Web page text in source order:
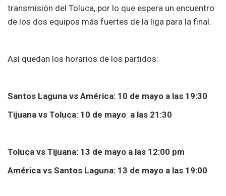
transmisión del Toluca, por lo que espera un encuentro
de los dos equipos más fuertes de la liga para la final.
Así quedan los horarios de los partidos:
Santos Laguna vs América: 10 de mayo a las 19:30
Tijuana vs Toluca: 10 de mayo a las 21:30
Toluca vs Tijuana: 13 de mayo a las 12:00 pm
América vs Santos Laguna: 13 de mayo a las 19:00